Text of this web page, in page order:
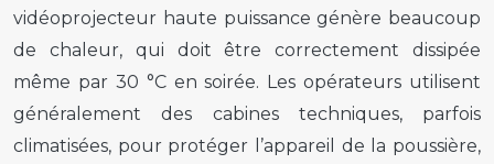
vidéoprojecteur haute puissance génère beaucoup
de chaleur, qui doit être correctement dissipée
même par 30 °C en soirée. Les opérateurs utilisent
généralement des cabines techniques, parfois
climatisées, pour protéger l’appareil de la poussière,